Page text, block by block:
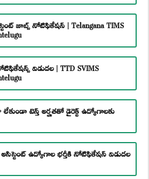
జాబ్స్ నోటిఫికేషన్ | Telangana TIMS
విడుదల | TTD SVIMS
టెన్త్ అర్హతతో డైరెక్ట్ ఉద్యోగాలకు
ఉద్యోగాల భర్తీకి నోటిఫికేషన్ విడుదల